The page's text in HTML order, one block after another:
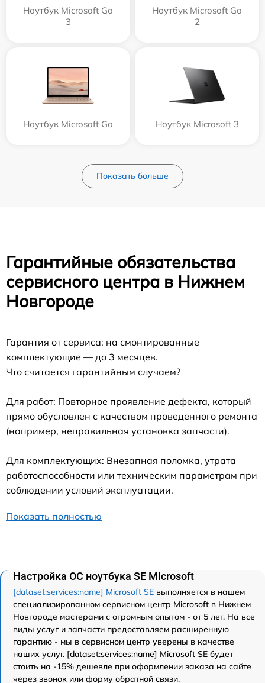
Ноутбук Microsoft Go
3
Ноутбук Microsoft Go
2
Ноутбук Microsoft Go Ноутбук Microsoft 3
Показать больше
Гарантийные обязательства
сервисного центра в Нижнем
Новгороде
Гарантия от сервиса: на смонтированные
комплектующие — до 3 месяцев.
Что считается гарантийным случаем?
Для работ: Повторное проявление дефекта, который
прямо обусловлен с качеством проведенного ремонта
(например, неправильная установка запчасти).
Для комплектующих: Внезапная поломка, утрата
работоспособности или техническим параметрам при
соблюдении условий эксплуатации.
Показать полностью
Настройка ОС ноутбука SE Microsoft
[dataset:services:name] Microsoft SE выполняется в нашем
специализированном сервисном центр Microsoft в Нижнем
Новгороде мастерами с огромным опытом - от 5 лет. На все
виды услуг и запчасти предоставляем расширенную
гарантию - мы в сервисном центр уверены в качестве
наших услуг. [dataset:services:name] Microsoft SE будет
стоить на -15% дешевле при оформлении заказа на сайте
через звонок или форму обратной связи.